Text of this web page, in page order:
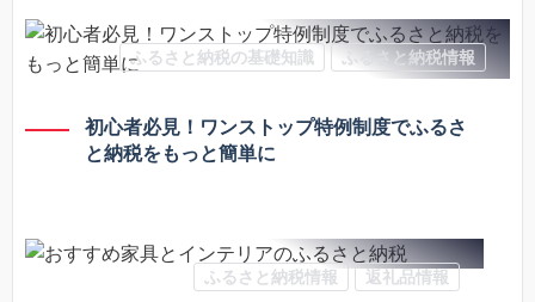
ふるさと納税の基礎知識 ふるさと納税情報
初心者必見！ワンストップ特例制度でふるさ
と納税をもっと簡単に
ふるさと納税情報 返礼品情報